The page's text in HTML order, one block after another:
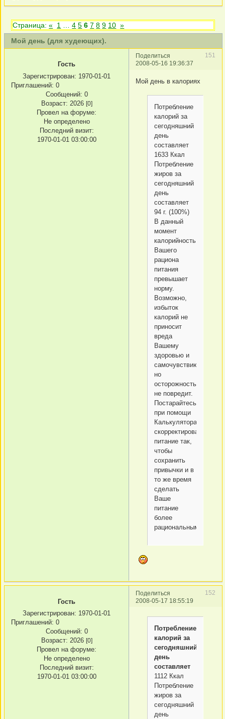
Мой день (для худеющих).
Страница:« 1 4 5 6 7 8 9 10 »
Поделиться
151
2008-05-16 19:36:37
Гость
Зарегистрирован: 1970-01-01
Приглашений: 0
Сообщений: 0
Возраст: 2026 [0]
Провел на форуме:
Не определено
Последний визит:
1970-01-01 03:00:00
Мой день в калориях
Потребление
калорий за
сегодняшний
день
составляет
1633 Ккал
Потребление
жиров за
сегодняшний
день
составляет
94 г. (100%)
В данный
момент
калорийность
Вашего
рациона
питания
превышает
норму.
Возможно,
избыток
калорий не
приносит
вреда
Вашему
здоровью и
самочувствию,
но
осторожность
не повредит.
Постарайтесь
при помощи
Калькулятора
скорректировать
питание так,
чтобы
сохранить
привычки и в
то же время
сделать
Ваше
питание
более
рациональным.
Поделиться
152
2008-05-17 18:55:19
Гость
Зарегистрирован: 1970-01-01
Приглашений: 0
Сообщений: 0
Возраст: 2026 [0]
Провел на форуме:
Не определено
Последний визит:
1970-01-01 03:00:00
Потребление
калорий за
сегодняшний
день
составляет
1112 Ккал
Потребление
жиров за
сегодняшний
день